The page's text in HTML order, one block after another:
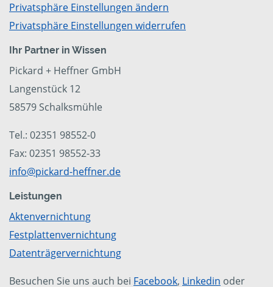
Privatsphäre Einstellungen ändern
Privatsphäre Einstellungen widerrufen
Ihr Partner in Wissen
Pickard + Heffner GmbH
Langenstück 12
58579 Schalksmühle
Tel.: 02351 98552-0
Fax: 02351 98552-33
info@pickard-heffner.de
Leistungen
Aktenvernichtung
Festplattenvernichtung
Datenträgervernichtung
Besuchen Sie uns auch bei Facebook, Linkedin oder